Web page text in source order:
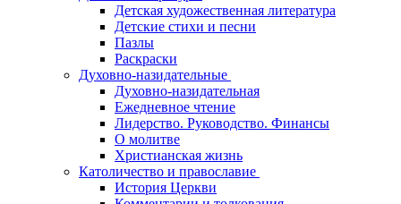
Детская художественная литература
Детские стихи и песни
Пазлы
Раскраски
Духовно-назидательные
Духовно-назидательная
Ежедневное чтение
Лидерство. Руководство. Финансы
О молитве
Христианская жизнь
Католичество и православие
История Церкви